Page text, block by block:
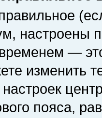
настроены
—
изменить
пояса,